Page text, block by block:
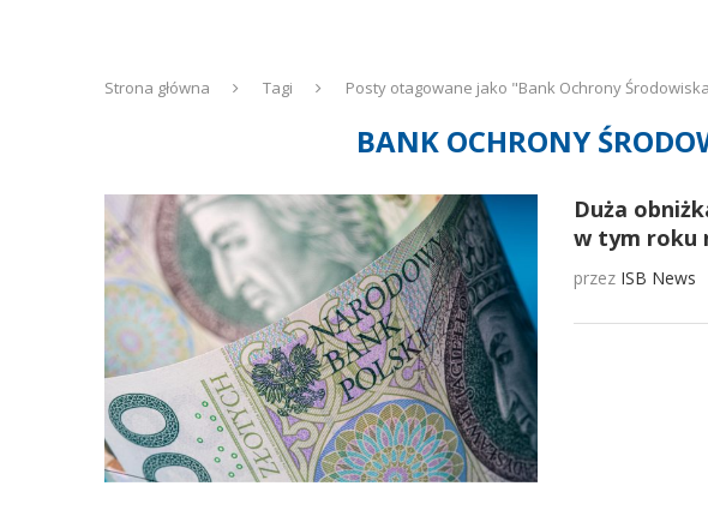
Strona główna Tagi Posty otagowane jako "Bank Ochrony
BANK OCHRONY
Duża
w tym roku
przez ISB News